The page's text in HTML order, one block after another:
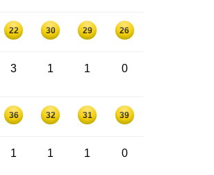
22 30 29 26
3 1 1 0
36 32 31 39
1 1 1 0